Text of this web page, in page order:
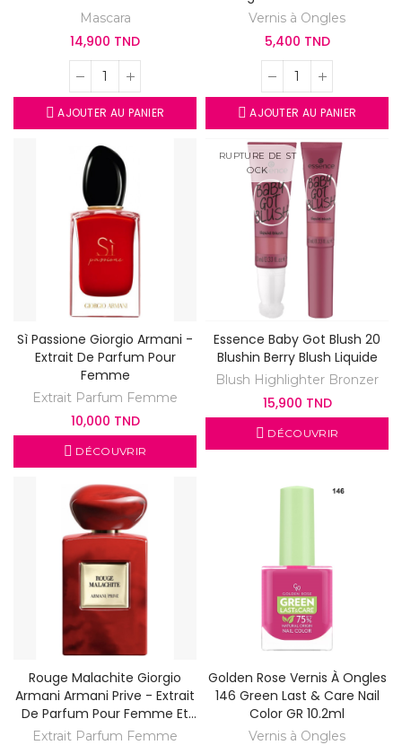
Mascara
14,900 TND
AJOUTER AU PANIER
Vernis à Ongles
5,400 TND
AJOUTER AU PANIER
Sì Passione Giorgio Armani -
Extrait De Parfum Pour
Femme
Extrait Parfum Femme
10,000 TND
DÉCOUVRIR
RUPTURE DE ST
OCK
Essence Baby Got Blush 20
Blushin Berry Blush Liquide
Blush Highlighter Bronzer
15,900 TND
DÉCOUVRIR
Rouge Malachite Giorgio
Armani Armani Prive - Extrait
De Parfum Pour Femme Et
Homme
Extrait Parfum Femme
Golden Rose Vernis À Ongles
146 Green Last & Care Nail
Color GR 10.2ml
Vernis à Ongles